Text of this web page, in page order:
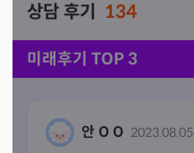
상담 후기 134
미래후기 TOP 3
안 O O 2023.08.05